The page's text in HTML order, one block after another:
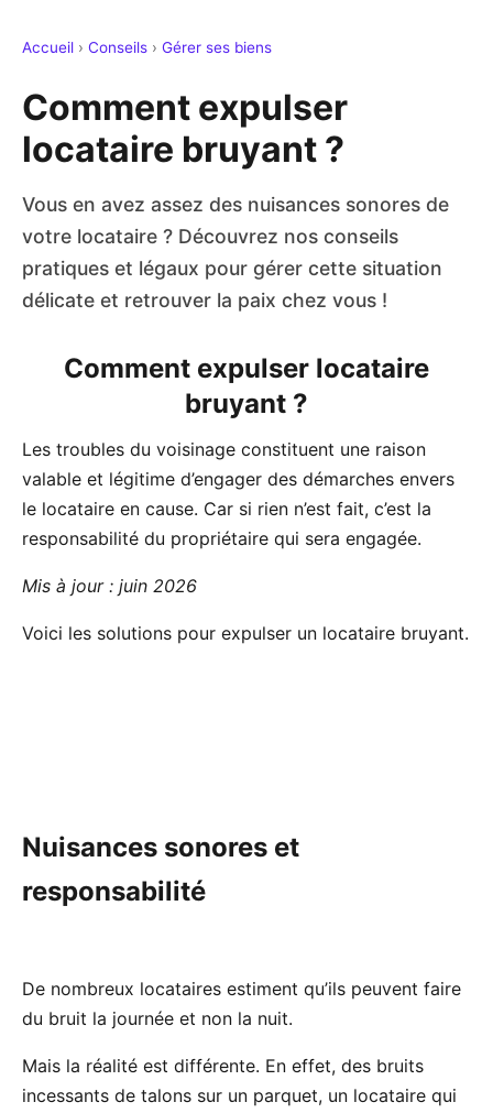
Accueil › Conseils › Gérer ses biens
Comment expulser
locataire bruyant ?
Vous en avez assez des nuisances sonores de
votre locataire ? Découvrez nos conseils
pratiques et légaux pour gérer cette situation
délicate et retrouver la paix chez vous !
Comment expulser locataire
bruyant ?
Les troubles du voisinage constituent une raison
valable et légitime d’engager des démarches envers
le locataire en cause. Car si rien n’est fait, c’est la
responsabilité du propriétaire qui sera engagée.
Mis à jour : juin 2026
Voici les solutions pour expulser un locataire bruyant.
Nuisances sonores et
responsabilité
De nombreux locataires estiment qu’ils peuvent faire
du bruit la journée et non la nuit.
Mais la réalité est différente. En effet, des bruits
incessants de talons sur un parquet, un locataire qui